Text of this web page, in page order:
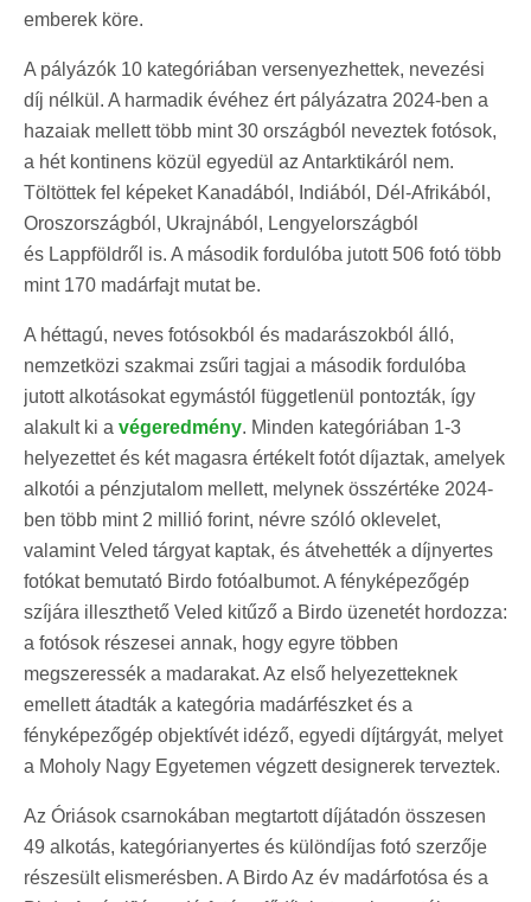
emberek köre.
A pályázók 10 kategóriában versenyezhettek, nevezési
díj nélkül. A harmadik évéhez ért pályázatra 2024-ben a
hazaiak mellett több mint 30 országból neveztek fotósok,
a hét kontinens közül egyedül az Antarktikáról nem.
Töltöttek fel képeket Kanadából, Indiából, Dél-Afrikából,
Oroszországból, Ukrajnából, Lengyelországból
és Lappföldről is. A második fordulóba jutott 506 fotó több
mint 170 madárfajt mutat be.
A héttagú, neves fotósokból és madarászokból álló,
nemzetközi szakmai zsűri tagjai a második fordulóba
jutott alkotásokat egymástól függetlenül pontozták, így
alakult ki a végeredmény. Minden kategóriában 1-3
helyezettet és két magasra értékelt fotót díjaztak, amelyek
alkotói a pénzjutalom mellett, melynek összértéke 2024-
ben több mint 2 millió forint, névre szóló oklevelet,
valamint Veled tárgyat kaptak, és átvehették a díjnyertes
fotókat bemutató Birdo fotóalbumot. A fényképezőgép
szíjára illeszthető Veled kitűző a Birdo üzenetét hordozza:
a fotósok részesei annak, hogy egyre többen
megszeressék a madarakat. Az első helyezetteknek
emellett átadták a kategória madárfészket és a
fényképezőgép objektívét idéző, egyedi díjtárgyát, melyet
a Moholy Nagy Egyetemen végzett designerek terveztek.
Az Óriások csarnokában megtartott díjátadón összesen
49 alkotás, kategórianyertes és különdíjas fotó szerzője
részesült elismerésben. A Birdo Az év madárfotósa és a